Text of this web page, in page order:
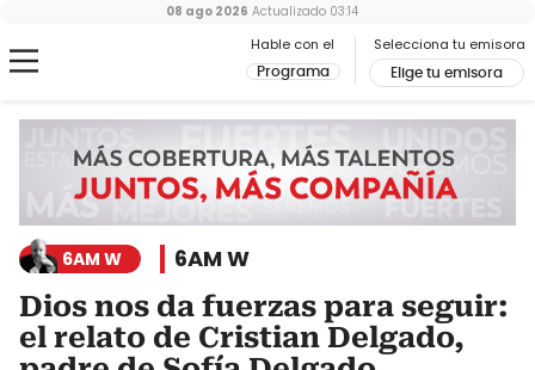
Hable con el
Programa
Selecciona tu emisora
Elige tu emisora
08 ago 2026 Actualizado 03:14
6AM W 6AM W
Dios nos da fuerzas para seguir:
el relato de Cristian Delgado,